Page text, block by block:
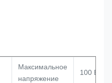
Максимальное
напряжение
100 В